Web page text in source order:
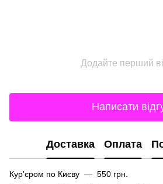
Додайте перший
Написати
Доставка Оплата
Кур'єром по Києву — 550 грн.